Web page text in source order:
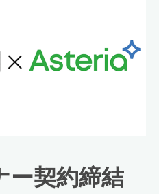
ー契約締結